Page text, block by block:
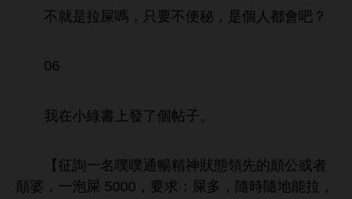
就 拉屎嗎，只 便秘， 個 都 吧？
06
個帖子。
【征詢 名噗噗通暢精神狀態領先
顛公或者
顛婆，
泡屎 5000， 求：屎 ，隨 隨
能拉，